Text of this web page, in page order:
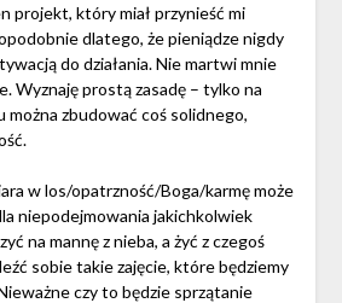
projekt, który miał przynieść mi
dlatego, że pieniądze nigdy
do działania. Nie martwi mnie
Wyznaję prostą zasadę – tylko na
można zbudować coś solidnego,
w los/opatrzność/Boga/karmę może
niepodejmowania jakichkolwiek
na mannę z nieba, a żyć z czegoś
sobie takie zajęcie, które będziemy
czy to będzie sprzątanie